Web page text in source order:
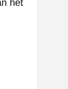
het